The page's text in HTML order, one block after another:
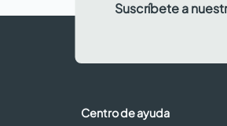
Suscríbete a
Centro de ayuda